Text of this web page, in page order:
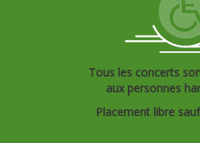
Tous les concerts
aux personnes
Placement libre